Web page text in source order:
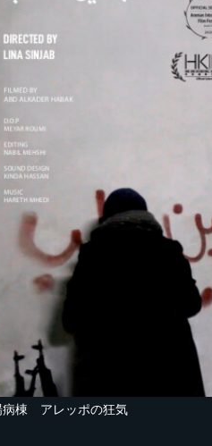
病棟 アレッポの狂気